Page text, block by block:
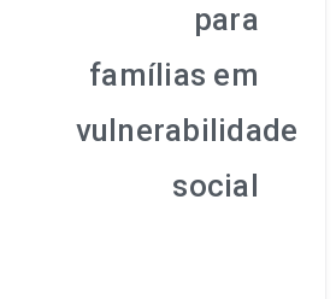
para
famílias em
vulnerabilidade
social